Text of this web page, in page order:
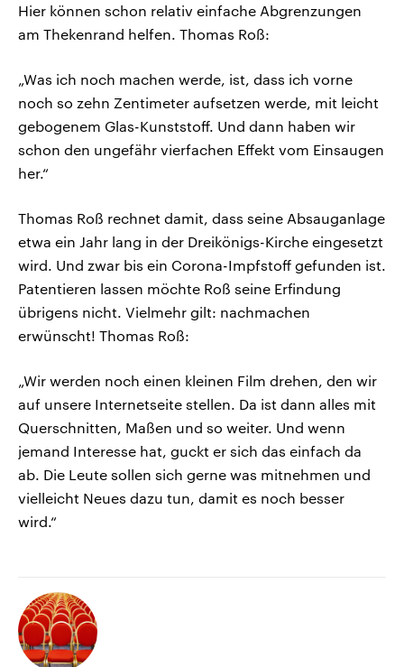
Hier können schon relativ einfache Abgrenzungen
am Thekenrand helfen. Thomas Roß:
„Was ich noch machen werde, ist, dass ich vorne
noch so zehn Zentimeter aufsetzen werde, mit leicht
gebogenem Glas-Kunststoff. Und dann haben wir
schon den ungefähr vierfachen Effekt vom Einsaugen
her.“
Thomas Roß rechnet damit, dass seine Absauganlage
etwa ein Jahr lang in der Dreikönigs-Kirche eingesetzt
wird. Und zwar bis ein Corona-Impfstoff gefunden ist.
Patentieren lassen möchte Roß seine Erfindung
übrigens nicht. Vielmehr gilt: nachmachen
erwünscht! Thomas Roß:
„Wir werden noch einen kleinen Film drehen, den wir
auf unsere Internetseite stellen. Da ist dann alles mit
Querschnitten, Maßen und so weiter. Und wenn
jemand Interesse hat, guckt er sich das einfach da
ab. Die Leute sollen sich gerne was mitnehmen und
vielleicht Neues dazu tun, damit es noch besser
wird.“